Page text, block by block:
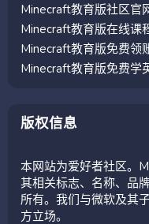
Minecraft教育版社区官
Minecraft教育版在线课
Minecraft教育版免费领
Minecraft教育版免费学
版权信息
本网站为爱好者社区。
其相关标志、名称、品
所有。我们与微软及其
方立场。